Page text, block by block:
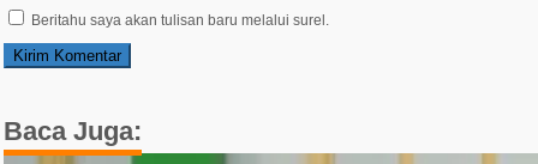
Beritahu saya akan tulisan baru melalui surel.
Baca Juga: